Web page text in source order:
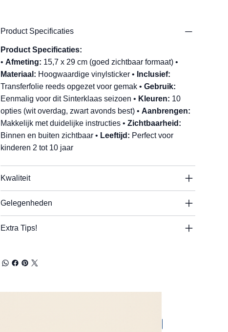
Product Specificaties
Product Specificaties:
• Afmeting: 15,7 x 29 cm (goed zichtbaar formaat) •
Materiaal: Hoogwaardige vinylsticker • Inclusief:
Transferfolie reeds opgezet voor gemak • Gebruik:
Eenmalig voor dit Sinterklaas seizoen • Kleuren: 10
opties (wit overdag, zwart avonds best) • Aanbrengen:
Makkelijk met duidelijke instructies • Zichtbaarheid:
Binnen en buiten zichtbaar • Leeftijd: Perfect voor
kinderen 2 tot 10 jaar
Kwaliteit
Gelegenheden
Extra Tips!